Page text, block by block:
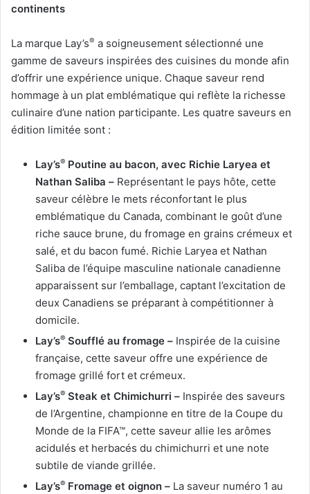
continents
La marque Lay’s® a soigneusement sélectionné une
gamme de saveurs inspirées des cuisines du monde afin
d’offrir une expérience unique. Chaque saveur rend
hommage à un plat emblématique qui reflète la richesse
culinaire d’une nation participante. Les quatre saveurs en
édition limitée sont :
Lay’s® Poutine au bacon, avec Richie Laryea et
Nathan Saliba – Représentant le pays hôte, cette
saveur célèbre le mets réconfortant le plus
emblématique du Canada, combinant le goût d’une
riche sauce brune, du fromage en grains crémeux et
salé, et du bacon fumé. Richie Laryea et Nathan
Saliba de l’équipe masculine nationale canadienne
apparaissent sur l’emballage, captant l’excitation de
deux Canadiens se préparant à compétitionner à
domicile.
Lay’s® Soufflé au fromage – Inspirée de la cuisine
française, cette saveur offre une expérience de
fromage grillé fort et crémeux.
Lay’s® Steak et Chimichurri – Inspirée des saveurs
de l’Argentine, championne en titre de la Coupe du
Monde de la FIFA™, cette saveur allie les arômes
acidulés et herbacés du chimichurri et une note
subtile de viande grillée.
Lay’s® Fromage et oignon – La saveur numéro 1 au